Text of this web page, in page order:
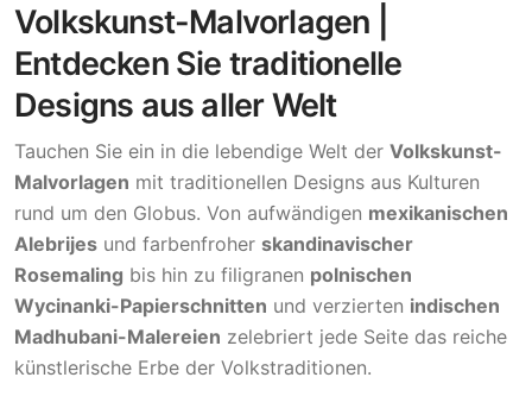
Volkskunst-Malvorlagen |
Entdecken Sie traditionelle
Designs aus aller Welt
Tauchen Sie ein in die lebendige Welt der Volkskunst-
Malvorlagen mit traditionellen Designs aus Kulturen
rund um den Globus. Von aufwändigen mexikanischen
Alebrijes und farbenfroher skandinavischer
Rosemaling bis hin zu filigranen polnischen
Wycinanki-Papierschnitten und verzierten indischen
Madhubani-Malereien zelebriert jede Seite das reiche
künstlerische Erbe der Volkstraditionen.